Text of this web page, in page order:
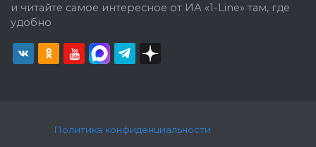
и читайте самое интересное от ИА «1-Line» там, где
удобно
Политика конфиденциальности